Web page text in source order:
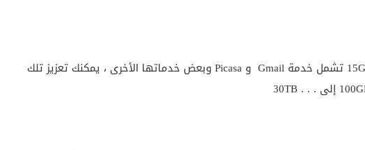
جوجل درايڤ تقدم لنا مساحة مجانية 15GB تشمل خدمة Gmail و Picasa وبعض خدماتها الأخرى ، يمكنك تعزيز تلك